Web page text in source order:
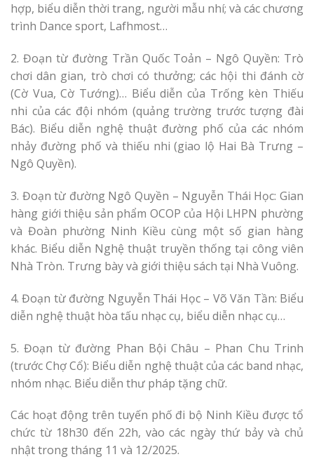
hợp, biểu diễn thời trang, người mẫu nhí; và các chương
trình Dance sport, Lafhmost…
2. Đoạn từ đường Trần Quốc Toản – Ngô Quyền: Trò
chơi dân gian, trò chơi có thưởng; các hội thi đánh cờ
(Cờ Vua, Cờ Tướng)… Biểu diễn của Trống kèn Thiếu
nhi của các đội nhóm (quảng trường trước tượng đài
Bác). Biểu diễn nghệ thuật đường phố của các nhóm
nhảy đường phố và thiếu nhi (giao lộ Hai Bà Trưng –
Ngô Quyền).
3. Đoạn từ đường Ngô Quyền – Nguyễn Thái Học: Gian
hàng giới thiệu sản phẩm OCOP của Hội LHPN phường
và Đoàn phường Ninh Kiều cùng một số gian hàng
khác. Biểu diễn Nghệ thuật truyền thống tại công viên
Nhà Tròn. Trưng bày và giới thiệu sách tại Nhà Vuông.
4. Đoạn từ đường Nguyễn Thái Học – Võ Văn Tần: Biểu
diễn nghệ thuật hòa tấu nhạc cụ, biểu diễn nhạc cụ…
5. Đoạn từ đường Phan Bội Châu – Phan Chu Trinh
(trước Chợ Cổ): Biểu diễn nghệ thuật của các band nhạc,
nhóm nhạc. Biểu diễn thư pháp tặng chữ.
Các hoạt động trên tuyến phố đi bộ Ninh Kiều được tổ
chức từ 18h30 đến 22h, vào các ngày thứ bảy và chủ
nhật trong tháng 11 và 12/2025.